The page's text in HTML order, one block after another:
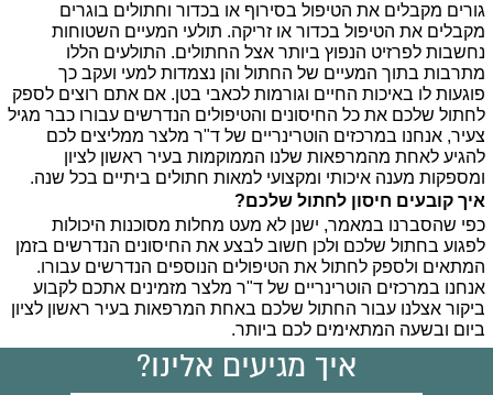
גורים מקבלים את הטיפול בסירוף או בכדור וחתולים בוגרים
מקבלים את הטיפול בכדור או זריקה. תולעי המעיים השטוחות
נחשבות לפרזיט הנפוץ ביותר אצל החתולים. התולעים הללו
מתרבות בתוך המעיים של החתול והן נצמדות למעי ועקב כך
פוגעות לו באיכות החיים וגורמות לכאבי בטן. אם אתם רוצים לספק
לחתול שלכם את כל החיסונים והטיפולים הנדרשים עבורו כבר מגיל
צעיר, אנחנו במרכזים הוטרינריים של ד"ר מלצר ממליצים לכם
להגיע לאחת מהמרפאות שלנו הממוקמות בעיר ראשון לציון
ומספקות מענה איכותי ומקצועי למאות חתולים ביתיים בכל שנה.
איך קובעים חיסון לחתול שלכם?
כפי שהסברנו במאמר, ישנן לא מעט מחלות מסוכנות היכולות
לפגוע בחתול שלכם ולכן חשוב לבצע את החיסונים הנדרשים בזמן
המתאים ולספק לחתול את הטיפולים הנוספים הנדרשים עבורו.
אנחנו במרכזים הוטרינריים של ד"ר מלצר מזמינים אתכם לקבוע
ביקור אצלנו עבור החתול שלכם באחת המרפאות בעיר ראשון לציון
ביום ובשעה המתאימים לכם ביותר.
איך מגיעים אלינו?